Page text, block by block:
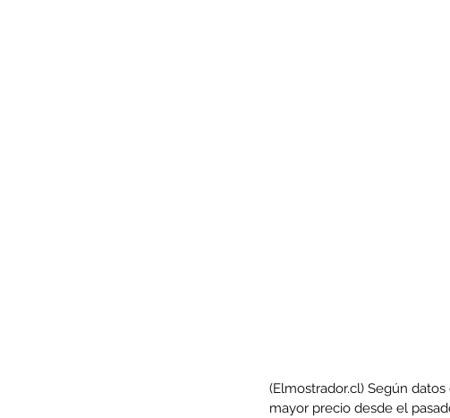
(Elmostrador.cl) Según
mayor precio desde el